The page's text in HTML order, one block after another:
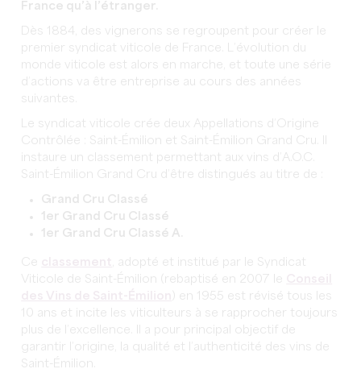
France qu’à l’étranger.
Dès 1884, des vignerons se regroupent pour créer le
premier syndicat viticole de France. L’évolution du
monde viticole est alors en marche, et toute une série
d’actions va être entreprise au cours des années
suivantes.
Le syndicat viticole crée deux Appellations d’Origine
Contrôlée : Saint-Émilion et Saint-Émilion Grand Cru. Il
instaure un classement permettant aux vins d’A.O.C.
Saint-Émilion Grand Cru d’être distingués au titre de :
Grand Cru Classé
1er Grand Cru Classé
1er Grand Cru Classé A.
Ce
, adopté et institué par le Syndicat
Viticole de Saint-Émilion (rebaptisé en 2007 le
) en 1955 est révisé tous les
10 ans et incite les viticulteurs à se rapprocher toujours
plus de l’excellence. Il a pour principal objectif de
garantir l’origine, la qualité et l’authenticité des vins de
Saint-Émilion.